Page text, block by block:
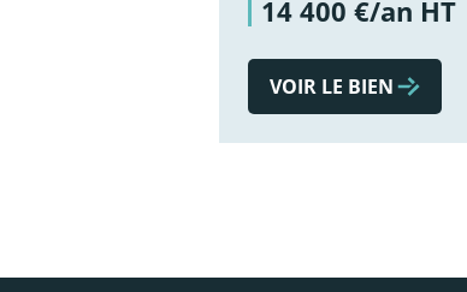
14 400 €/an HT
VOIR LE BIEN